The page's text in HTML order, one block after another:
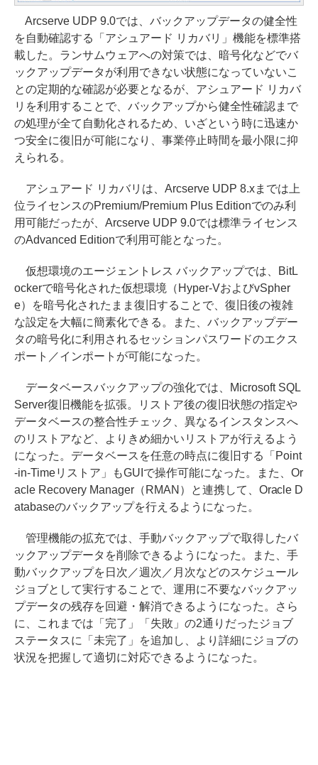
Arcserve UDP 9.0では、バックアップデータの健全性
を自動確認する「アシュアード リカバリ」機能を標準搭
載した。ランサムウェアへの対策では、暗号化などでバ
ックアップデータが利用できない状態になっていないこ
との定期的な確認が必要となるが、アシュアード リカバ
リを利用することで、バックアップから健全性確認まで
の処理が全て自動化されるため、いざという時に迅速か
つ安全に復旧が可能になり、事業停止時間を最小限に抑
えられる。
アシュアード リカバリは、Arcserve UDP 8.xまでは上
位ライセンスのPremium/Premium Plus Editionでのみ利
用可能だったが、Arcserve UDP 9.0では標準ライセンス
のAdvanced Editionで利用可能となった。
仮想環境のエージェントレス バックアップでは、BitL
ockerで暗号化された仮想環境（Hyper-VおよびvSpher
e）を暗号化されたまま復旧することで、復旧後の複雑
な設定を大幅に簡素化できる。また、バックアップデー
タの暗号化に利用されるセッションパスワードのエクス
ポート／インポートが可能になった。
データベースバックアップの強化では、Microsoft SQL
Server復旧機能を拡張。リストア後の復旧状態の指定や
データベースの整合性チェック、異なるインスタンスへ
のリストアなど、よりきめ細かいリストアが行えるよう
になった。データベースを任意の時点に復旧する「Point
-in-Timeリストア」もGUIで操作可能になった。また、Or
acle Recovery Manager（RMAN）と連携して、Oracle D
atabaseのバックアップを行えるようになった。
管理機能の拡充では、手動バックアップで取得したバ
ックアップデータを削除できるようになった。また、手
動バックアップを日次／週次／月次などのスケジュール
ジョブとして実行することで、運用に不要なバックアッ
プデータの残存を回避・解消できるようになった。さら
に、これまでは「完了」「失敗」の2通りだったジョブ
ステータスに「未完了」を追加し、より詳細にジョブの
状況を把握して適切に対応できるようになった。